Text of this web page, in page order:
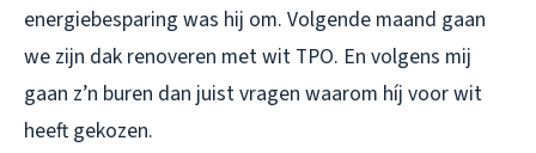
energiebesparing was hij om. Volgende maand gaan
we zijn dak renoveren met wit TPO. En volgens mij
gaan z’n buren dan juist vragen waarom híj voor wit
heeft gekozen.